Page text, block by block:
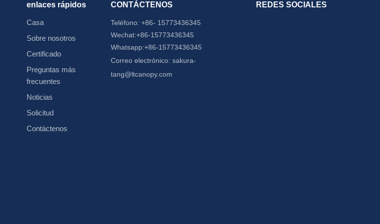
enlaces rápidos
Casa
Sobre nosotros
Certificado
Preguntas más
frecuentes
Noticias
Solicitud
Contáctenos
CONTÁCTENOS
Teléfono:+86- 15773436345
Wechat:+86-15773436345
Whatsapp:+86-15773436345
Correo electrónico:sakura-
tang@ltcanopy.com
REDES SOCIALES